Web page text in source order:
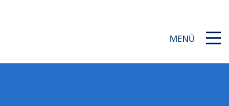
MENÜ